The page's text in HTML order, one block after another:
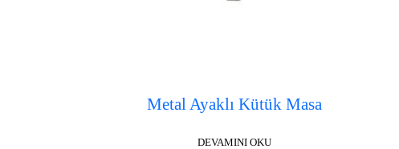
Metal Ayaklı Kütük Masa
DEVAMINI OKU